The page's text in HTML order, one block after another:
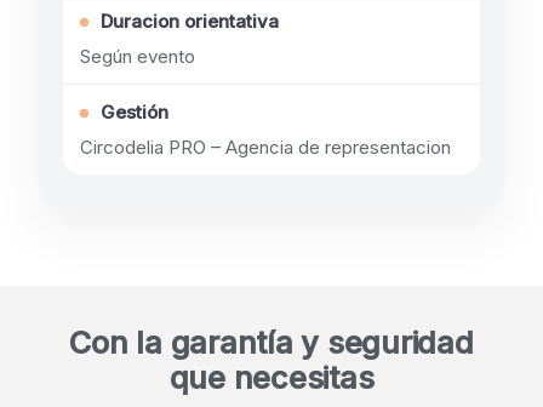
Duracion orientativa
Según evento
Gestión
Circodelia PRO – Agencia de representacion
Con la garantía y seguridad
que necesitas